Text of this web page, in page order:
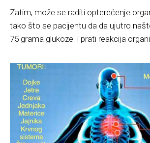
Zatim, može se raditi opterećenje
tako što se pacijentu da da ujutro
75 grama glukoze i prati reakcija